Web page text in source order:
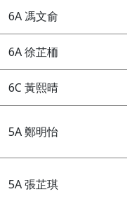
6A 馮文俞
6A 徐芷栭
6C 黃熙晴
5A 鄭明怡
5A 張芷琪